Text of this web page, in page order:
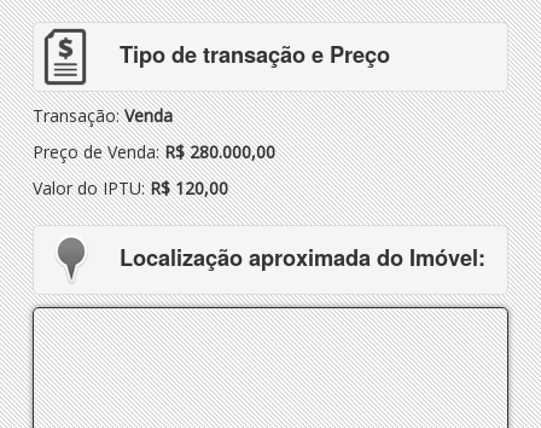
Tipo de transação e Preço
Transação:Venda
Preço de Venda:R$ 280.000,00
Valor do IPTU:R$ 120,00
Localização aproximada do Imóvel: